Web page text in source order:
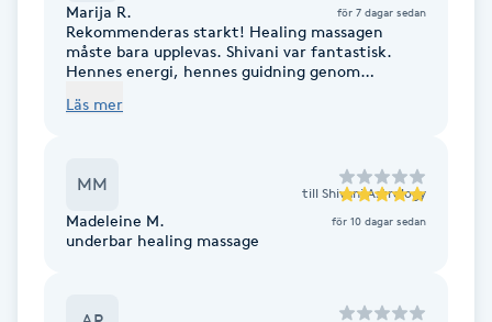
Fet hårbotten
Fettreducering
Marija R. för 7 dagar sedan
Rekommenderas starkt! Healing massagen
måste bara upplevas. Shivani var fantastisk.
Hennes energi, hennes guidning genom
massagen var så avslappnande och underbar.
Skulle kunna skriva en liten novell om min
emotionella och fysiska upplevelse, men det lär
Shivani, jag blev som en ny människa! ❤️
Läs mer
MM till Shivani Astrology
Madeleine M. för 10 dagar sedan
underbar healing massage